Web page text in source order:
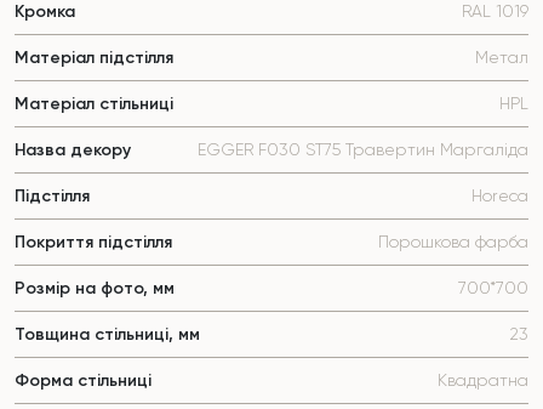
Кромка RAL 1019
Матеріал підстілля Метал
Матеріал стільниці HPL
Назва декору EGGER F030 ST75 Травертин Маргаліда
Підстілля Horeca
Покриття підстілля Порошкова фарба
Розмір на фото, мм 700*700
Товщина стільниці, мм 23
Форма стільниці Квадратна